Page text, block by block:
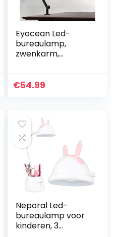
Eyocean Led-
bureaulamp,
zwenkarm,
aanraakbediening,
kleurtemperature
n,
oogbescherming,
10 W, klemlamp,
mat zwart
€54.99
Neporal Led-
bureaulamp voor
kinderen, 3